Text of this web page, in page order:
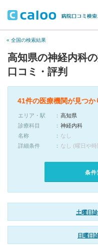
« 全国の検索結果
高知県の神経内科
口コミ・評判
41件の医療機関が見つか
エリア・駅
高知県
診療科目
神経内科
名称
なし
詳細条件
なし (曜日や
条件
土曜日
日曜日